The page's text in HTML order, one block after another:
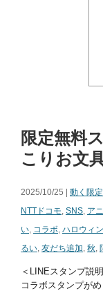
限定無料
こりお文
2025/10/25 | 動く限
NTTドコモ, SNS, ア
い, コラボ, ハロウィン
るい, 友だち追加, 秋,
＜LINEスタンプ説
コラボスタンプが